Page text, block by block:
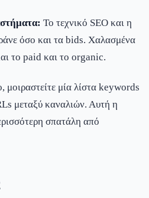
Το τεχνικό SEO και η
όσο και τα bids. Χαλασμένα
το paid και το organic.
μοιραστείτε μία λίστα keywords
μεταξύ καναλιών. Αυτή η
σπατάλη από